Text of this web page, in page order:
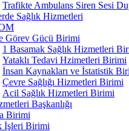
Trafikte Ambulans Siren Sesi
Sağlık Hizmetleri
Görev Gücü Birimi
1 Basamak Sağlık Hizmetleri
Yataklı Tedavi Hzimetleri Birimi
İnsan Kaynakları ve İstatistik
Çevre Sağlığı Hizmetleri Birimi
Acil Sağlık Hizmetleri Birimi
Başkanlığı
Birimi
İşleri Birimi